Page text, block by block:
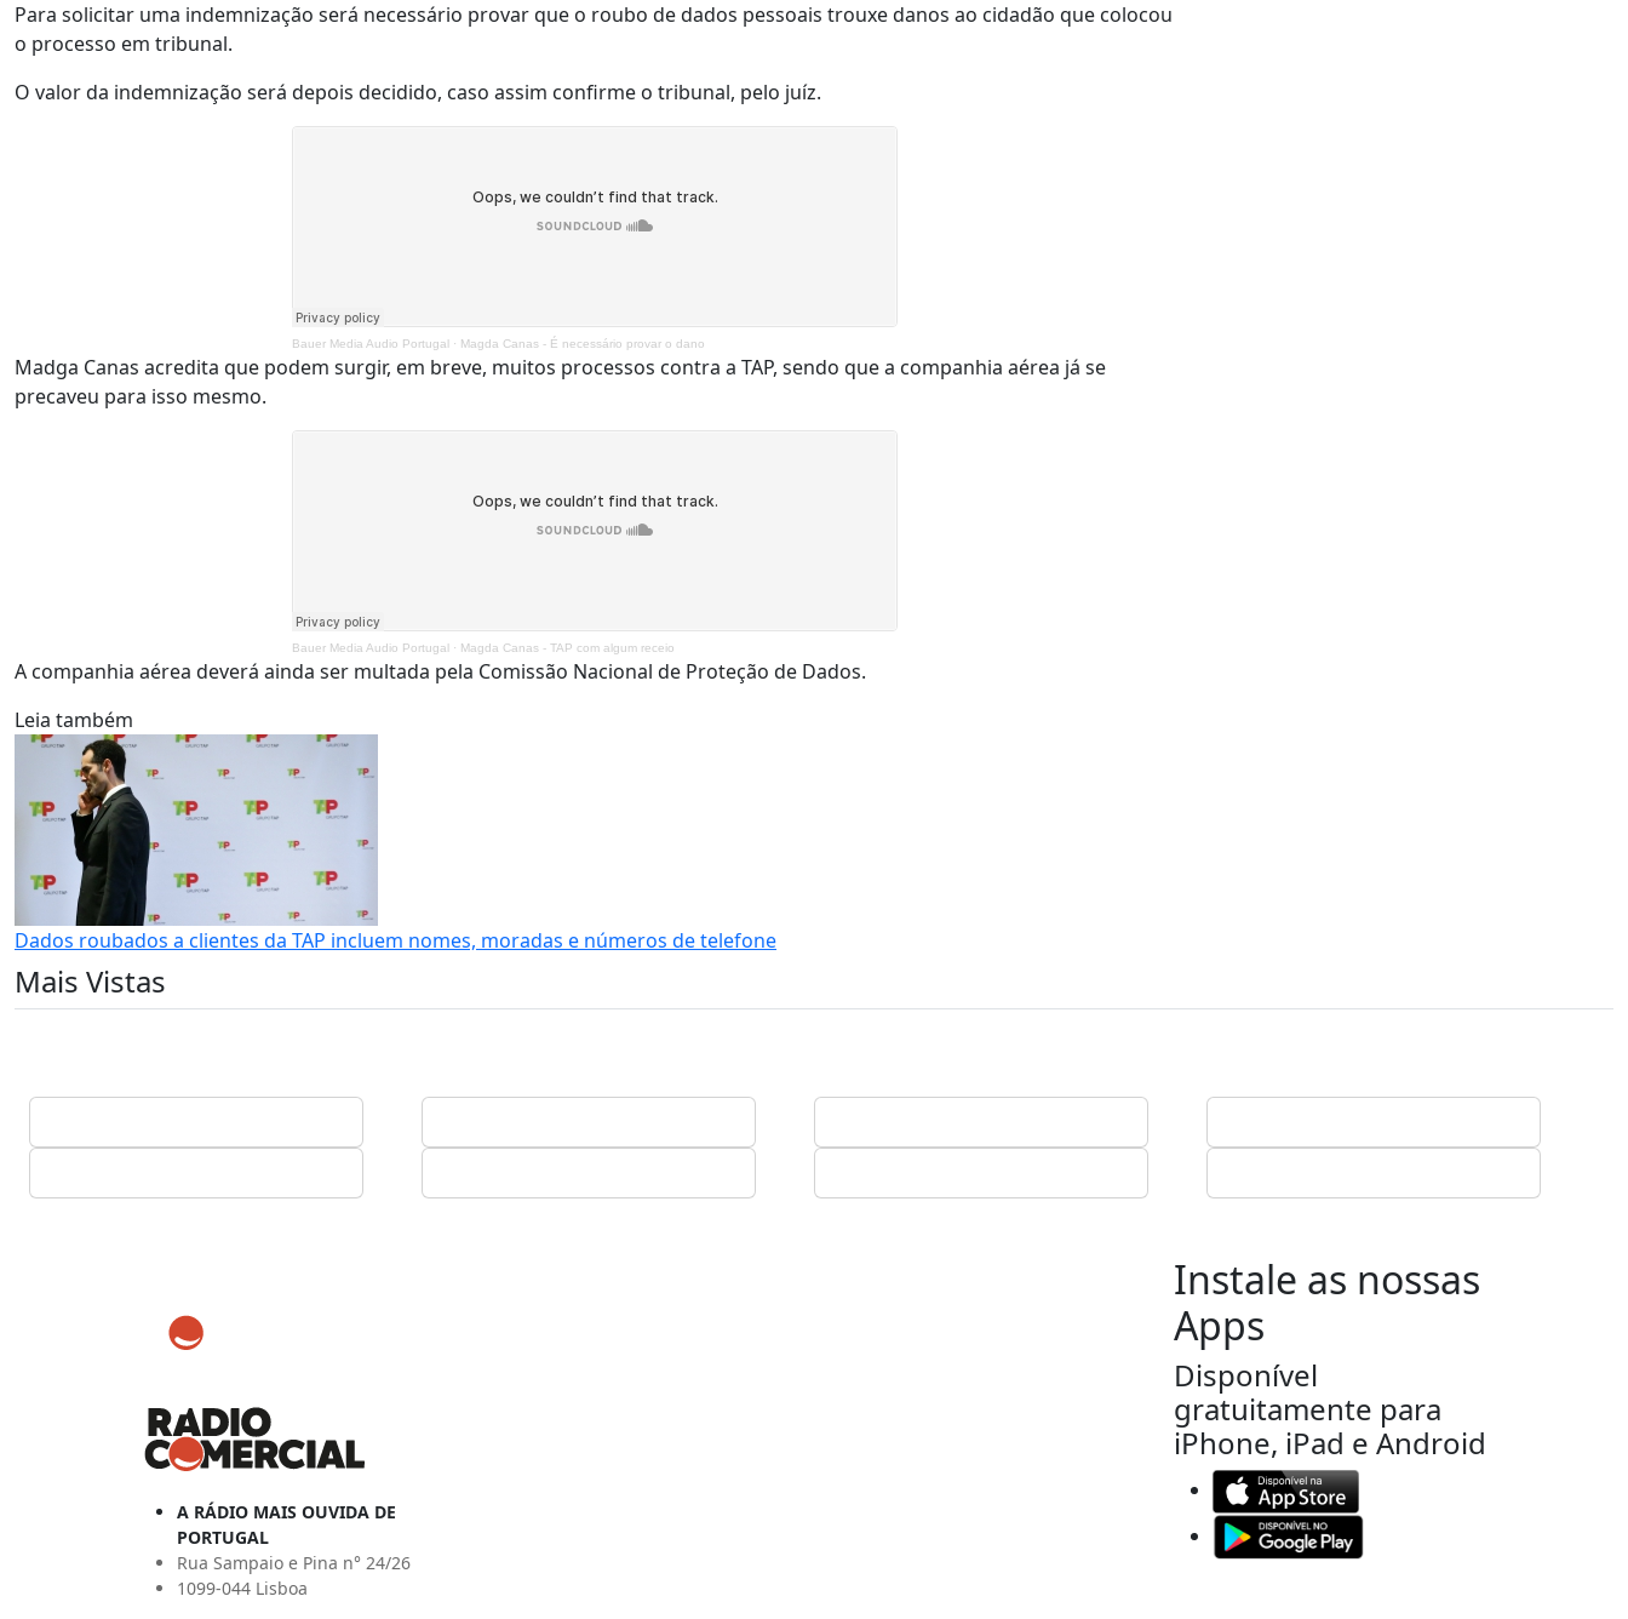
Para solicitar uma indemnização será necessário provar que o roubo de dados pessoais trouxe danos ao cidadão que colocou
o processo em tribunal.
O valor da indemnização será depois decidido, caso assim confirme o tribunal, pelo juíz.
Bauer Media Audio Portugal· Magda Canas - É necessário provar o dano
Madga Canas acredita que podem surgir, em breve, muitos processos contra a TAP, sendo que a companhia aérea já se
precaveu para isso mesmo.
Bauer Media Audio Portugal· Magda Canas - TAP com algum receio
A companhia aérea deverá ainda ser multada pela Comissão Nacional de Proteção de Dados.
Leia também
Dados roubados a clientes da TAP incluem nomes, moradas e números de telefone
Mais Vistas
A RÁDIO MAIS OUVIDA DE
PORTUGAL
Rua Sampaio e Pina n° 24/26
1099-044 Lisboa
Instale as nossas
Apps
Disponível
gratuitamente para
iPhone, iPad e Android